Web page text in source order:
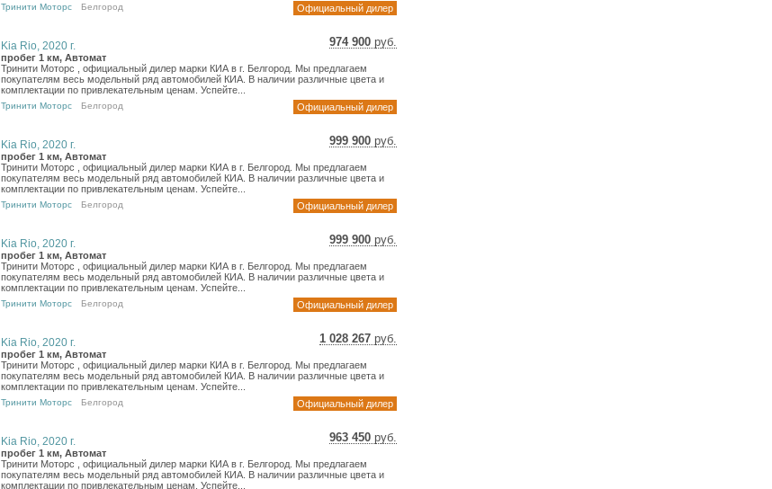
Тринити Моторс Белгород Официальный дилер
974 900 руб.
14 259 €
Kia Rio, 2020 г.
пробег 1 км, Автомат
Тринити Моторс , официальный дилер марки КИА в г. Белгород. Мы предлагаем
покупателям весь модельный ряд автомобилей КИА. В наличии различные цвета и
комплектации по привлекательным ценам. Успейте...
Тринити Моторс Белгород Официальный дилер
999 900 руб.
14 625 €
Kia Rio, 2020 г.
пробег 1 км, Автомат
Тринити Моторс , официальный дилер марки КИА в г. Белгород. Мы предлагаем
покупателям весь модельный ряд автомобилей КИА. В наличии различные цвета и
комплектации по привлекательным ценам. Успейте...
Тринити Моторс Белгород Официальный дилер
999 900 руб.
14 625 €
Kia Rio, 2020 г.
пробег 1 км, Автомат
Тринити Моторс , официальный дилер марки КИА в г. Белгород. Мы предлагаем
покупателям весь модельный ряд автомобилей КИА. В наличии различные цвета и
комплектации по привлекательным ценам. Успейте...
Тринити Моторс Белгород Официальный дилер
1 028 267 руб.
15 040 €
Kia Rio, 2020 г.
пробег 1 км, Автомат
Тринити Моторс , официальный дилер марки КИА в г. Белгород. Мы предлагаем
покупателям весь модельный ряд автомобилей КИА. В наличии различные цвета и
комплектации по привлекательным ценам. Успейте...
Тринити Моторс Белгород Официальный дилер
963 450 руб.
14 092 €
Kia Rio, 2020 г.
пробег 1 км, Автомат
Тринити Моторс , официальный дилер марки КИА в г. Белгород. Мы предлагаем
покупателям весь модельный ряд автомобилей КИА. В наличии различные цвета и
комплектации по привлекательным ценам. Успейте...